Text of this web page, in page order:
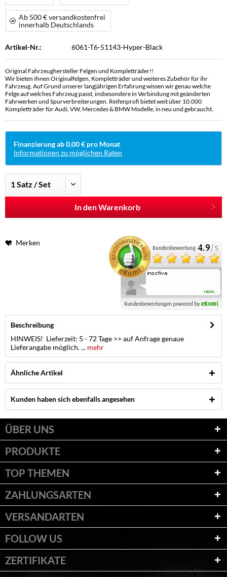
Ab 500 € versandkostenfrei
innerhalb Deutschlands
Artikel-Nr.: 6061-T6-51143-Hyper-Black
Original Fahrzeughersteller Felgen und Kompletträder!!
Wir bieten Ihnen Originalfelgen, Kompletträder und weiteres Zubehör für ihr
Fahrzeug. Auf Grund unserer langjährigen Erfahrung wissen wir genau welche
Felge auf welches Fahrzeug passt, insbesondere in Verbindung mit geänderten
Fahrwerken und Spurverbreiterungen. Reifenprofi bietet weit über 10.000
Kompletträder für Audi, VW, Mercedes & BMW Modelle, in neu und gebraucht.
Finanzierung ab 0,00 € pro Monat
Informationen zu möglichen Raten
In den Warenkorb
Merken
Beschreibung
HINWEIS! Lieferzeit: 5 - 72 Tage >> auf Anfrage genaue
Lieferangabe möglich. ... mehr
Ähnliche Artikel
Kunden haben sich ebenfalls angesehen
ÜBER UNS
PRODUKTE
TOP THEMEN
ZAHLUNGSARTEN
VERSANDARTEN
FOLLOW US
ZERTIFIKATE